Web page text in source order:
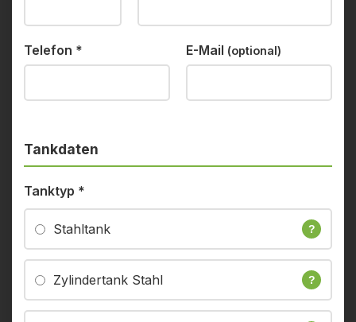
Telefon * E-Mail (optional)
Tankdaten
Tanktyp *
Stahltank ?
Zylindertank Stahl ?